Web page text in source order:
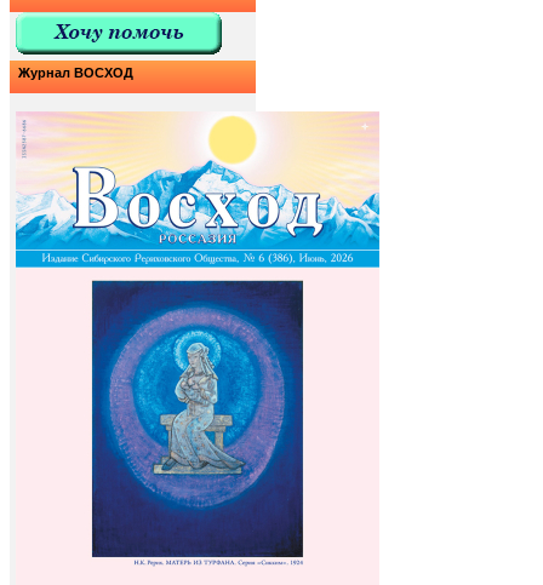
Журнал ВОСХОД